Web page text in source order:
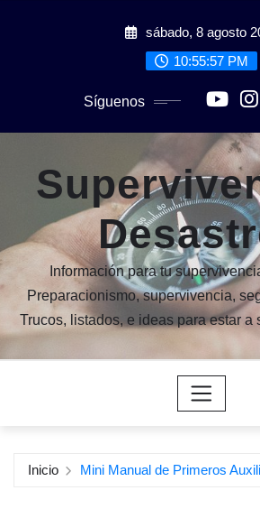
sábado, 8 agosto
10:55:58 PM
Síguenos
Información para tu
Preparacionismo, supervivencia,
Trucos, listados, e ideas para estar a
Inicio Mini Manual de Primeros